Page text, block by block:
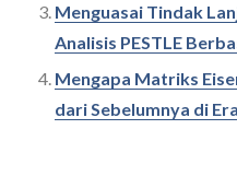
Menguasai Tindak
Analisis PESTLE
Mengapa Matriks
dari Sebelumnya di